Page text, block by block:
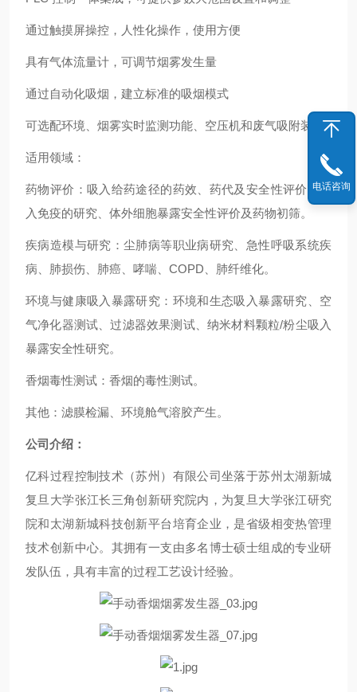
通过触摸屏操控，人性化操作，使用方便
具有气体流量计，可调节烟雾发生量
通过自动化吸烟，建立标准的吸烟模式
可选配环境、烟雾实时监测功能、空压机和废气吸附装置
适用领域：
药物评价：吸入给药途径的药效、药代及安全性评价、吸
入免疫的研究、体外细胞暴露安全性评价及药物初筛。
疾病造模与研究：尘肺病等职业病研究、急性呼吸系统疾
病、肺损伤、肺癌、哮喘、COPD、肺纤维化。
环境与健康吸入暴露研究：环境和生态吸入暴露研究、空
气净化器测试、过滤器效果测试、纳米材料颗粒/粉尘吸入
暴露安全性研究。
香烟毒性测试：香烟的毒性测试。
其他：滤膜检漏、环境舱气溶胶产生。
公司介绍：
亿科过程控制技术（苏州）有限公司坐落于苏州太湖新城
复旦大学张江长三角创新研究院内，为复旦大学张江研究
院和太湖新城科技创新平台培育企业，是省级相变热管理
技术创新中心。其拥有一支由多名博士硕士组成的专业研
发队伍，具有丰富的过程工艺设计经验。
电话咨询